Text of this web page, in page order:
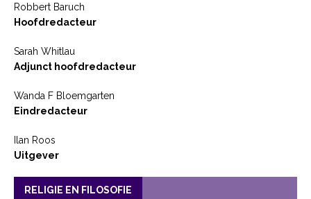
Robbert Baruch
Hoofdredacteur
Sarah Whitlau
Adjunct hoofdredacteur
Wanda F Bloemgarten
Eindredacteur
Ilan Roos
Uitgever
RELIGIE EN FILOSOFIE